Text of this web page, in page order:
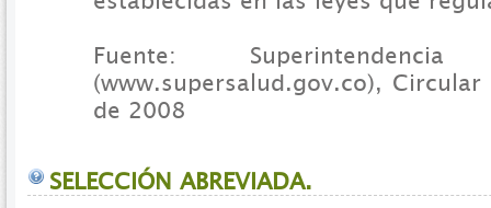
Fuente:
(www.supersalud.gov.co),
de 2008
SELECCIÓN ABREVIADA.